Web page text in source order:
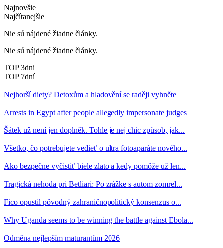
Najnovšie
Najčítanejšie
Nie sú nájdené žiadne články.
Nie sú nájdené žiadne články.
TOP 3dni
TOP 7dní
Nejhorší diety? Detoxům a hladovění se raději vyhněte
Arrests in Egypt after people allegedly impersonate judges
Šátek už není jen doplněk. Tohle je nej chic způsob, jak...
Všetko, čo potrebujete vedieť o ultra fotoaparáte nového...
Ako bezpečne vyčistiť biele zlato a kedy pomôže už len...
Tragická nehoda pri Betliari: Po zrážke s autom zomrel...
Fico opustil pôvodný zahraničnopolitický konsenzus o...
Why Uganda seems to be winning the battle against Ebola...
Odměna nejlepším maturantům 2026